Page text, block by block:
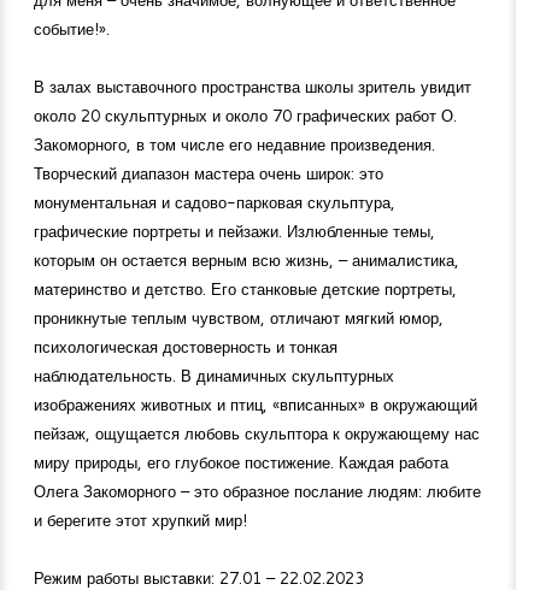
событие!».
В залах выставочного пространства школы зритель увидит
около 20 скульптурных и около 70 графических работ О.
Закоморного, в том числе его недавние произведения.
Творческий диапазон мастера очень широк: это
монументальная и садово-парковая скульптура,
графические портреты и пейзажи. Излюбленные темы,
которым он остается верным всю жизнь, – анималистика,
материнство и детство. Его станковые детские портреты,
проникнутые теплым чувством, отличают мягкий юмор,
психологическая достоверность и тонкая
наблюдательность. В динамичных скульптурных
изображениях животных и птиц, «вписанных» в окружающий
пейзаж, ощущается любовь скульптора к окружающему нас
миру природы, его глубокое постижение. Каждая работа
Олега Закоморного – это образное послание людям: любите
и берегите этот хрупкий мир!
Режим работы выставки: 27.01 – 22.02.2023